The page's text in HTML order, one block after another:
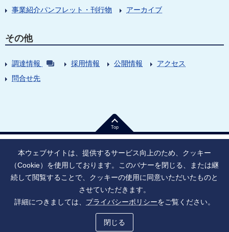
事業紹介パンフレット・刊行物
アーカイブ
その他
調達情報 採用情報 公開情報
アクセス
問合せ先
Top
法人番号：9010005023796 東京都千代田区大手町1丁目7番1号
寄附のお願い
ご利用上の注意
ソーシャル・ネットワーキング・サービス運用ポリシー
アクセシビリティ
本ウェブサイトは、提供するサービス向上のため、クッキー
（Cookie）を使用しております。このバナーを閉じる、または継
続して閲覧することで、クッキーの使用に同意いただいたものと
させていただきます。
詳細につきましては、 プライバシーポリシーをご覧ください。
閉じる